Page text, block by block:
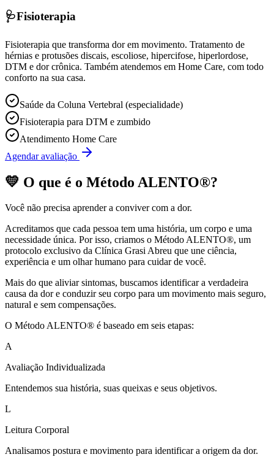
🩺Fisioterapia
Fisioterapia que transforma dor em movimento. Tratamento de
hérnias e protusões discais, escoliose, hipercifose, hiperlordose,
DTM e dor crônica. Também atendemos em Home Care, com todo
conforto na sua casa.
Saúde da Coluna Vertebral (especialidade)
Fisioterapia para DTM e zumbido
Atendimento Home Care
Agendar avaliação
💛 O que é o Método ALENTO®?
Você não precisa aprender a conviver com a dor.
Acreditamos que cada pessoa tem uma história, um corpo e uma
necessidade única. Por isso, criamos o Método ALENTO®, um
protocolo exclusivo da Clínica Grasi Abreu que une ciência,
experiência e um olhar humano para cuidar de você.
Mais do que aliviar sintomas, buscamos identificar a verdadeira
causa da dor e conduzir seu corpo para um movimento mais seguro,
natural e sem compensações.
O Método ALENTO® é baseado em seis etapas:
A
Avaliação Individualizada
Entendemos sua história, suas queixas e seus objetivos.
L
Leitura Corporal
Analisamos postura e movimento para identificar a origem da dor.